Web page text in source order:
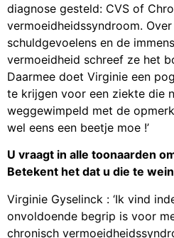
diagnose gesteld: CVS of
vermoeidheidssyndroom.
schuldgevoelens en de
vermoeidheid schreef ze het
Daarmee doet Virginie een
te krijgen voor een ziekte die
weggewimpeld met de
wel eens een beetje moe !’
U vraagt in alle toonaarden
Betekent het dat u die te
Virginie Gyselinck : ‘Ik vind
onvoldoende begrip is voor
chronisch